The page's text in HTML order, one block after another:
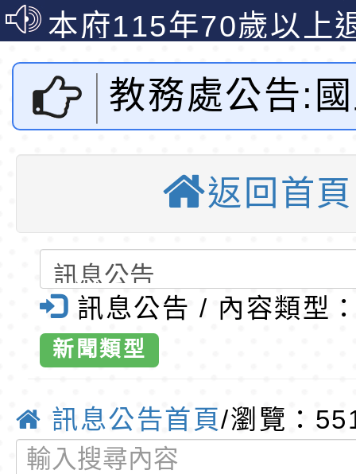
說明影片
光城市手牽手，綠能
走」動畫影片
本府115年70歲以上
員健康講座「吃得安
心」，請退休同仁踴
清華光罩教學專業論
動時代中的好老師：
教師韌性
轉環境部「淨零綠領
程」
轉農業部桃園區農業
「115年食農教育專
訓練課程」，歡迎已
育專業人員資格者報
錄取公告-桃園市桃
民小學115學年度「
理人員」甄選
東門國小115學年度
梯特教代課教師甄選
公告(尚有缺額)
錄取公告-桃園市桃
民小學115學年度「
班教師助理員」甄選
東門國小115學年度
梯特教代理教師甄選
公告(尚有缺額)
特殊教育學生及幼兒
明手冊(修訂版)與學
說明影片
轉知臺中市政府政風
光城市手牽手，綠能
走」動畫影片
本府115年70歲以上
員健康講座「吃得安
清華光罩教學專業論
教務處公告:
師範大學心
測驗研究發
理112年度「
向課室評量
作評量專題講
返回首頁
訊息公告 / 內容類型
新聞類型
訊息公告首頁/瀏覽：